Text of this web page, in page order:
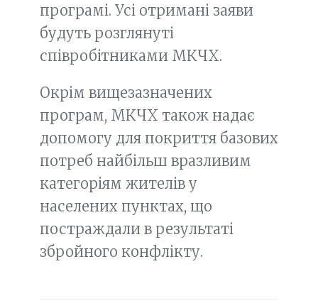
програмі. Усі отримані заяви
будуть розглянуті
співробітниками МКЧХ.
Окрім вищезазначених
програм, МКЧХ також надає
допомогу для покриття базових
потреб найбільш вразливим
категоріям жителів у
населених пунктах, що
постраждали в результаті
збройного конфлікту.